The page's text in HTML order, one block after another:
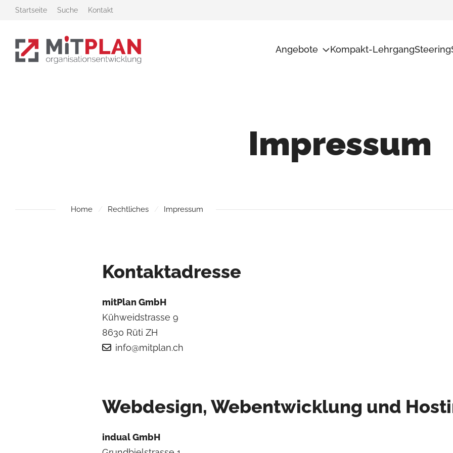
Zur Startseite
Zur Hauptnavigation
Zur Suche
Zum Hauptinhalt
Zum Fussbereich
Startseite Suche Kontakt
Angebote
Audit+
Weiterbildungen
Kompakt-Lehrgang
Home Rechtliches Impressum
Impressum
Kontaktadresse
mitPlan GmbH
Kühweidstrasse 9
8630 Rüti ZH
info@mitplan.ch
Webdesign, Webentwicklung und
indual GmbH